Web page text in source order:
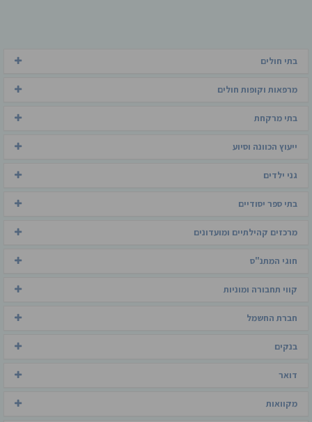
בתי חולים
מרפאות וקופות חולים
בתי מרקחת
ייעוץ הכוונה וסיוע
גני ילדים
בתי ספר יסודיים
מרכזים קהילתיים ומועדונים
חוגי המתנ"ס
קווי תחבורה ומוניות
חברת החשמל
בנקים
דואר
מקוואות